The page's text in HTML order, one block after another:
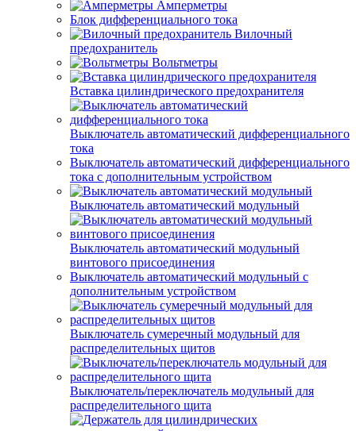
Амперметры
Блок дифференциального тока
Вилочный
предохранитель
Вольтметры
Вставка цилиндрического предохранителя
Выключатель автоматический дифференциального
тока
Выключатель автоматический дифференциального
тока с дополнительным устройством
Выключатель автоматический модульный
Выключатель автоматический модульный
винтового присоединения
Выключатель автоматический модульный с
дополнительным устройством
Выключатель сумеречный модульный для
распределительных щитов
Выключатель/переключатель модульный для
распределительного щита